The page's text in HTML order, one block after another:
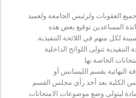
العقوبات ولرئيس الجامعة ولعميد
المساعدين توقيع بعض هذه
لكل منهم في اللائحة التنفيذية.
تتولى اللوائح الداخلية
الخاصة بها.
النهائية بقسم الليسانس أو
الكلية بعد أخذ رأي مجلس القسم
ليتولى وضع موضوعات الامتحانات